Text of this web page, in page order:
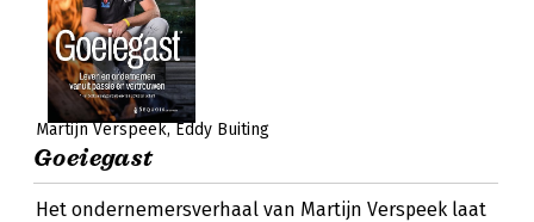
Martijn Verspeek Eddy Buiting
Goeiegast
Het ondernemersverhaal van Martijn Verspeek laat